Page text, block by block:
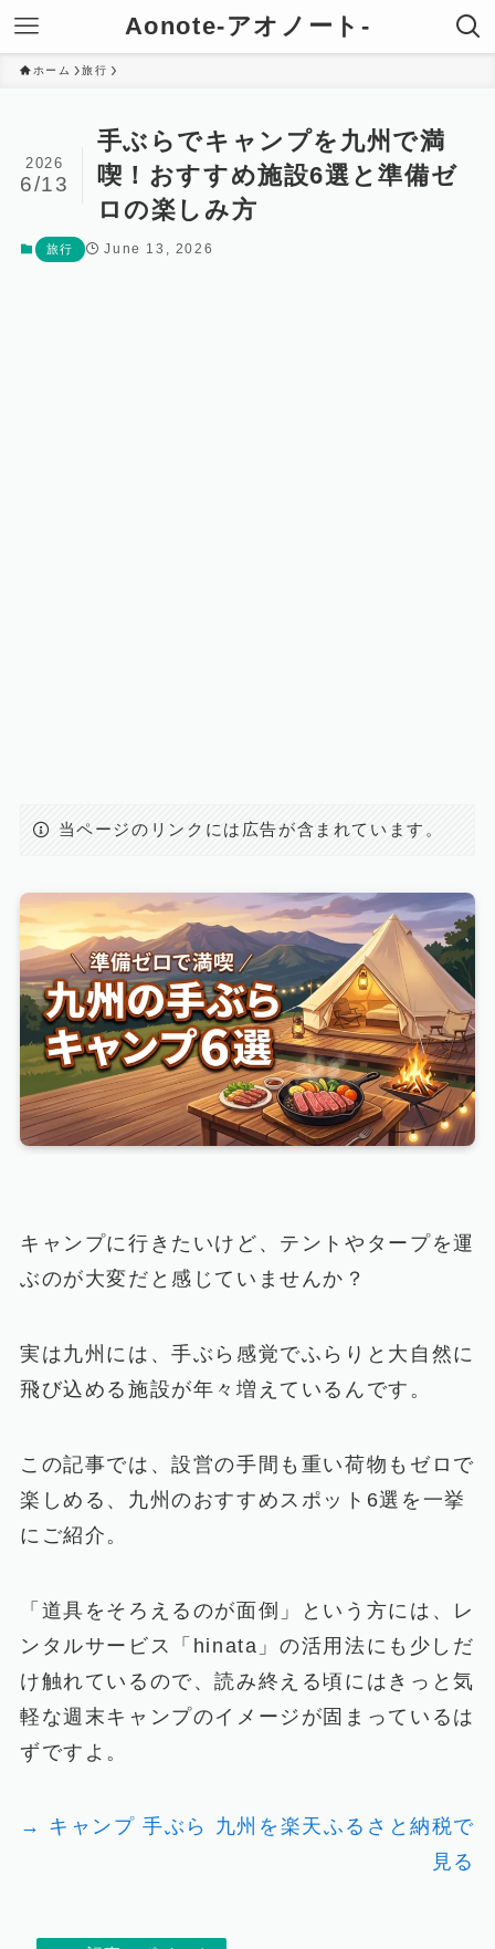
Aonote-アオノート-
ホーム 旅行
手ぶらでキャンプを九州で満
喫！おすすめ施設6選と準備ゼ
ロの楽しみ方
2026
6/13
旅行 June 13, 2026
当ページのリンクには広告が含まれています。
キャンプに行きたいけど、テントやタープを運
ぶのが大変だと感じていませんか？
実は九州には、手ぶら感覚でふらりと大自然に
飛び込める施設が年々増えているんです。
この記事では、設営の手間も重い荷物もゼロで
楽しめる、九州のおすすめスポット6選を一挙
にご紹介。
「道具をそろえるのが面倒」という方には、レ
ンタルサービス「hinata」の活用法にも少しだ
け触れているので、読み終える頃にはきっと気
軽な週末キャンプのイメージが固まっているは
ずですよ。
→ キャンプ 手ぶら 九州を楽天ふるさと納税で
見る